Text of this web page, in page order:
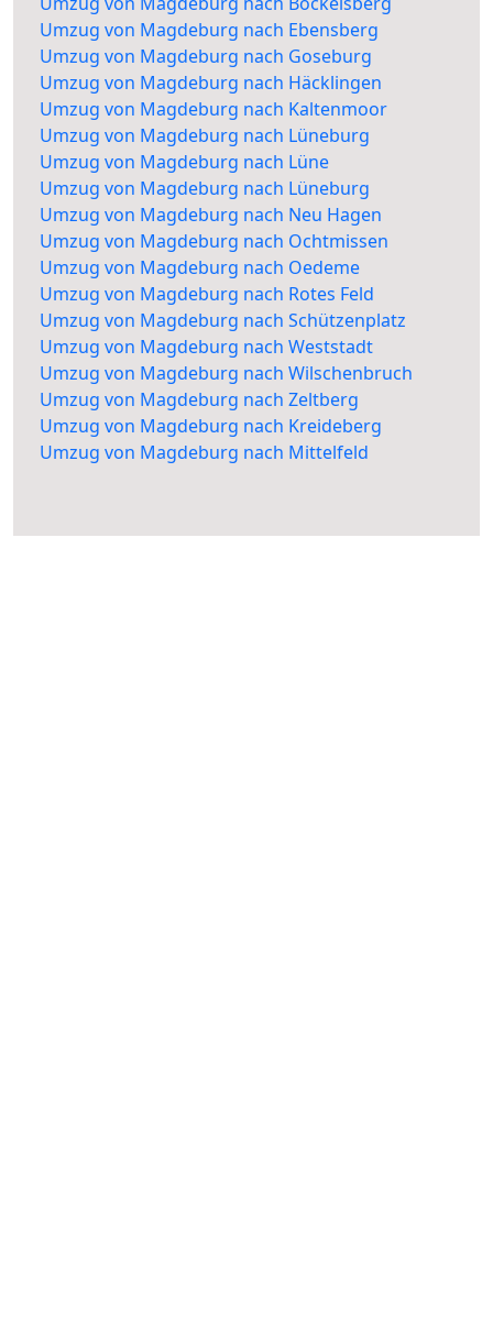
Umzug von Magdeburg nach Ebensberg
Umzug von Magdeburg nach Goseburg
Umzug von Magdeburg nach Häcklingen
Umzug von Magdeburg nach Kaltenmoor
Umzug von Magdeburg nach Lüneburg
Umzug von Magdeburg nach Lüne
Umzug von Magdeburg nach Lüneburg
Umzug von Magdeburg nach Neu Hagen
Umzug von Magdeburg nach Ochtmissen
Umzug von Magdeburg nach Oedeme
Umzug von Magdeburg nach Rotes Feld
Umzug von Magdeburg nach Schützenplatz
Umzug von Magdeburg nach Weststadt
Umzug von Magdeburg nach Wilschenbruch
Umzug von Magdeburg nach Zeltberg
Umzug von Magdeburg nach Kreideberg
Umzug von Magdeburg nach Mittelfeld